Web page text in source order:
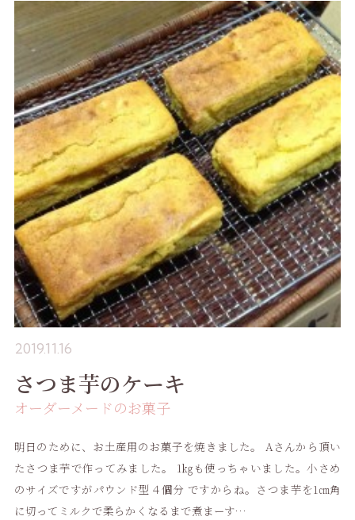
2019.11.16
さつま芋のケーキ
オーダーメードのお菓子
明日のために、お土産用のお菓子を焼きました。 Aさんから頂い
たさつま芋で作ってみました。 1㎏も使っちゃいました。小さめ
のサイズですがパウンド型４個分 ですからね。さつま芋を1㎝角
に切ってミルクで柔らかくなるまで煮まーす…